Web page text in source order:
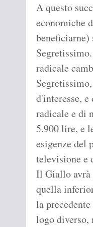
A questo
economiche
radicale
d'interesse,
radicale e di
5.900 lire, e
esigenze del
televisione e
Il Giallo avrà
quella
la
logo diverso,